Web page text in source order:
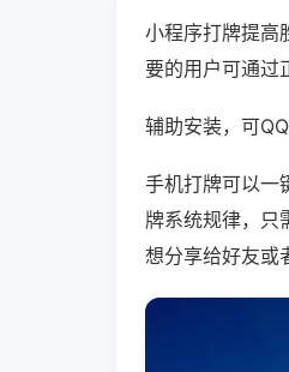
小程序打牌提高
要的用户可通过
辅助安装，可
手机打牌可以一
牌系统规律，只
想分享给好友或